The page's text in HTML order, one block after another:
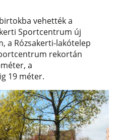
vehették a
Sportcentrum új
a Rózsakerti-lakótelep
rekortán
a
19 méter.